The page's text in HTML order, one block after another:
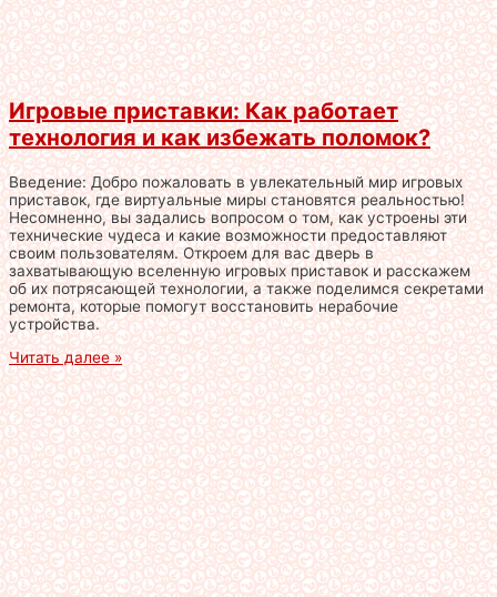
Игровые приставки: Как работает
технология и как избежать поломок?
Введение: Добро пожаловать в увлекательный мир игровых
приставок, где виртуальные миры становятся реальностью!
Несомненно, вы задались вопросом о том, как устроены эти
технические чудеса и какие возможности предоставляют
своим пользователям. Откроем для вас дверь в
захватывающую вселенную игровых приставок и расскажем
об их потрясающей технологии, а также поделимся секретами
ремонта, которые помогут восстановить нерабочие
устройства.
Читать далее »